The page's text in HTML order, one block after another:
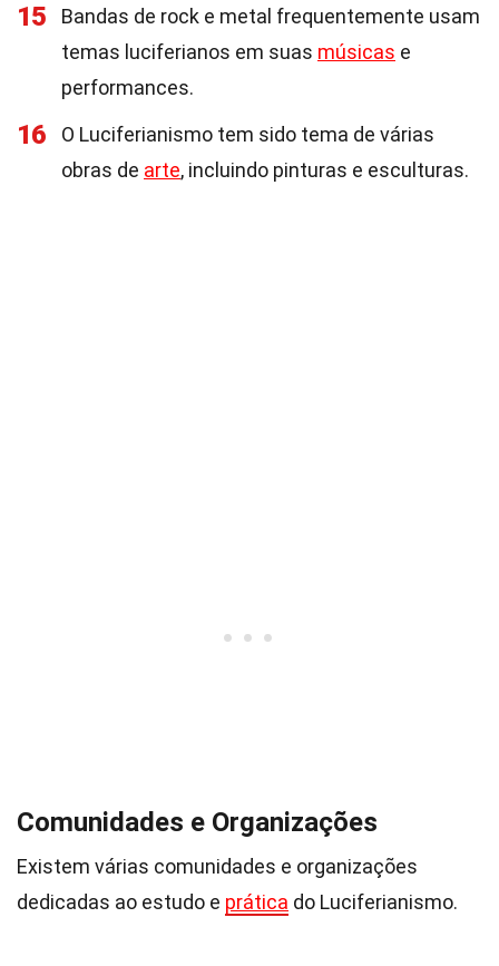
15
Bandas de rock e metal frequentemente usam
temas luciferianos em suas músicas e
performances.
16
O Luciferianismo tem sido tema de várias
obras de arte, incluindo pinturas e esculturas.
Comunidades e Organizações
Existem várias comunidades e organizações
dedicadas ao estudo e prática do Luciferianismo.